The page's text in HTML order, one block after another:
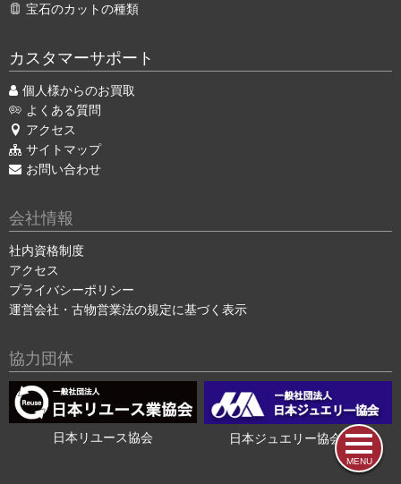
MENU
宝石のカットの種類
カスタマーサポート
個人様からのお買取
よくある質問
アクセス
サイトマップ
お問い合わせ
会社情報
社内資格制度
アクセス
プライバシーポリシー
運営会社・古物営業法の規定に基づく表示
協力団体
日本リユース協会 日本ジュエリー協会会員